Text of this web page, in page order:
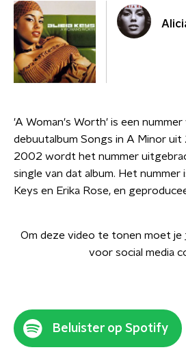
'A Woman's Worth' is een nummer
debuutalbum Songs in A Minor uit
2002 wordt het nummer
single van dat album. Het
Keys en Erika Rose, en
Om deze video te tonen moet je
voor social media
Beluister op Spotify